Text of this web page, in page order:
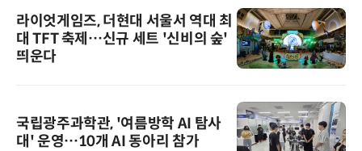
라이엇게임즈, 더현대 서울서 역대 최
대 TFT 축제…신규 세트 '신비의 숲'
띄운다
국립광주과학관, '여름방학 AI 탐사
대' 운영…10개 AI 동아리 참가